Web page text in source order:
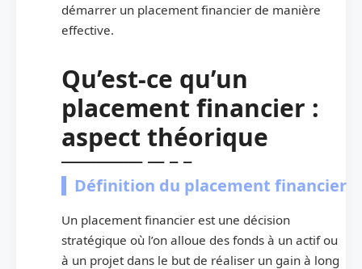
démarrer un placement financier de manière
effective.
Qu’est-ce qu’un
placement financier :
aspect théorique
Définition du placement financier
Un placement financier est une décision
stratégique où l’on alloue des fonds à un actif ou
à un projet dans le but de réaliser un gain à long